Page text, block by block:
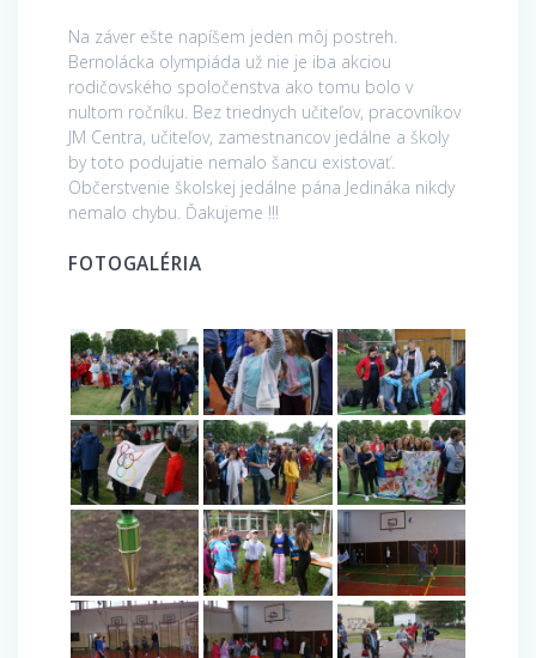
Na záver ešte napíšem jeden môj postreh.
Bernolácka olympiáda už nie je iba akciou
rodičovského spoločenstva ako tomu bolo v
nultom ročníku. Bez triednych učiteľov, pracovníkov
JM Centra, učiteľov, zamestnancov jedálne a školy
by toto podujatie nemalo šancu existovať.
Občerstvenie školskej jedálne pána Jedináka nikdy
nemalo chybu. Ďakujeme !!!
FOTOGALÉRIA